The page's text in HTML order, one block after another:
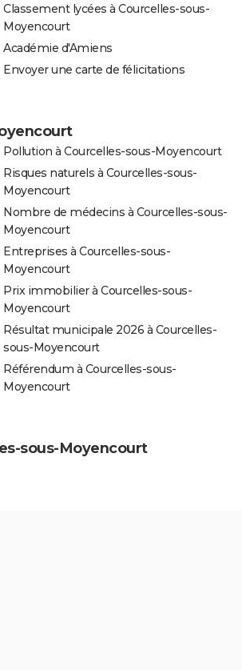
Classement lycées à Courcelles-sous-
Moyencourt
Académie d'Amiens
Envoyer une carte de félicitations
Pollution à Courcelles-sous-Moyencourt
Risques naturels à Courcelles-sous-
Moyencourt
Nombre de médecins à Courcelles-sous-
Moyencourt
Entreprises à Courcelles-sous-
Moyencourt
Prix immobilier à Courcelles-sous-
Moyencourt
Résultat municipale 2026 à Courcelles-
sous-Moyencourt
Référendum à Courcelles-sous-
Moyencourt
sous-Moyencourt